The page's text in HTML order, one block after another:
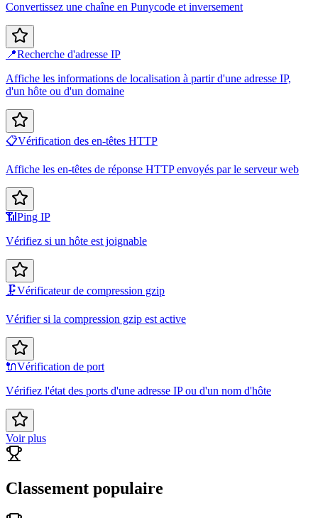
Convertissez une chaîne en Punycode et inversement
📍Recherche d'adresse IP
Affiche les informations de localisation à partir d'une adresse IP,
d'un hôte ou d'un domaine
📋Vérification des en-têtes HTTP
Affiche les en-têtes de réponse HTTP envoyés par le serveur web
📶 Ping IP
Vérifiez si un hôte est joignable
🗜️Vérificateur de compression gzip
Vérifier si la compression gzip est active
🔌Vérification de port
Vérifiez l'état des ports d'une adresse IP ou d'un nom d'hôte
Voir plus
Classement populaire